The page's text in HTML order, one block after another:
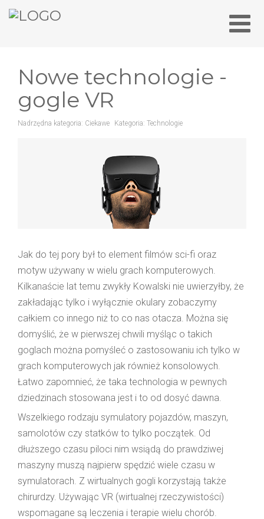
Nowe technologie -
gogle VR
Nadrzędna kategoria: Ciekawe Kategoria: Technologie
Jak do tej pory był to element filmów sci-fi oraz
motyw używany w wielu grach komputerowych.
Kilkanaście lat temu zwykły Kowalski nie uwierzyłby, że
zakładając tylko i wyłącznie okulary zobaczymy
całkiem co innego niż to co nas otacza. Można się
domyślić, że w pierwszej chwili myśląc o takich
goglach można pomyśleć o zastosowaniu ich tylko w
grach komputerowych jak również konsolowych.
Łatwo zapomnieć, że taka technologia w pewnych
dziedzinach stosowana jest i to od dosyć dawna.
Wszelkiego rodzaju symulatory pojazdów, maszyn,
samolotów czy statków to tylko początek. Od
dłuższego czasu piloci nim wsiądą do prawdziwej
maszyny muszą najpierw spędzić wiele czasu w
symulatorach. Z wirtualnych gogli korzystają także
chirurdzy. Używając VR (wirtualnej rzeczywistości)
wspomagane są leczenia i terapie wielu chorób.